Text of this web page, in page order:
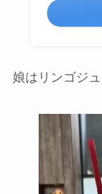
娘はリンゴジ